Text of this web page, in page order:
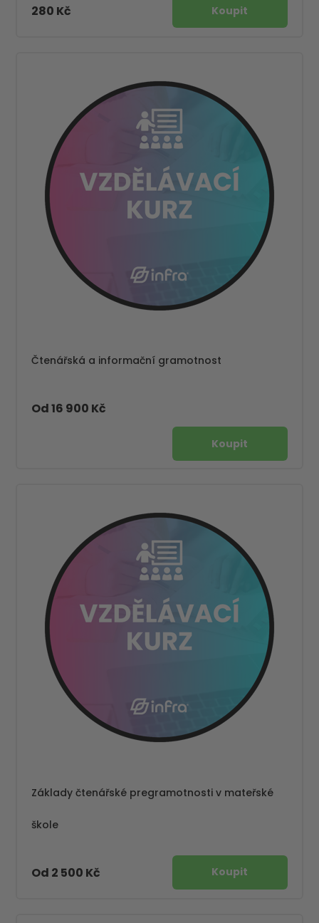
280 Kč
Čtenářská a informační gramotnost
Od 16 900 Kč
Základy čtenářské pregramotnosti v mateřské
škole
Od 2 500 Kč